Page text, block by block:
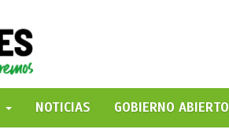
NOTICIAS GOBIERNO ABIERTO